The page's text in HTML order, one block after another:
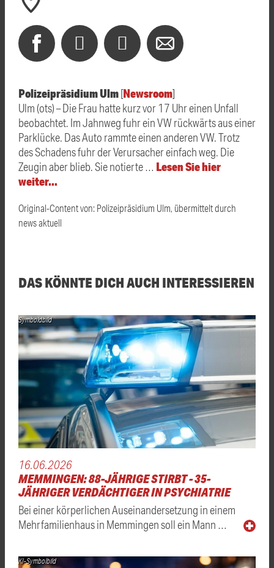
Polizeipräsidium Ulm[Newsroom]
Ulm (ots) – Die Frau hatte kurz vor 17 Uhr einen Unfall
beobachtet. Im Jahnweg fuhr ein VW rückwärts aus einer
Parklücke. Das Auto rammte einen anderen VW. Trotz
des Schadens fuhr der Verursacher einfach weg. Die
Zeugin aber blieb. Sie notierte … Lesen Sie hier
weiter…
Original-Content von: Polizeipräsidium Ulm, übermittelt durch
news aktuell
DAS KÖNNTE DICH AUCH INTERESSIEREN
Symboldbild
16.06.2026
MEMMINGEN: 88-JÄHRIGE STIRBT - 35-
JÄHRIGER VERDÄCHTIGER IN PSYCHIATRIE
Bei einer körperlichen Auseinandersetzung in einem
Mehrfamilienhaus in Memmingen soll ein Mann …
KI-Symbolbild